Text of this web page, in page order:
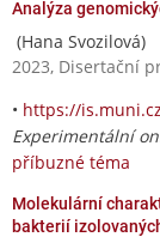
Analýza
(Hana Svozilová)
2023, Disertační
• https://
Experimentální
příbuzné téma
Molekulární
bakterií